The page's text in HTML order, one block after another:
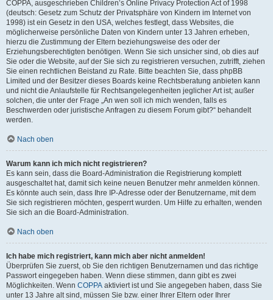
COPPA, ausgeschrieben Children’s Online Privacy Protection Act of 1998
(deutsch: Gesetz zum Schutz der Privatsphäre von Kindern im Internet von
1998) ist ein Gesetz in den USA, welches festlegt, dass Websites, die
möglicherweise persönliche Daten von Kindern unter 13 Jahren erheben,
hierzu die Zustimmung der Eltern beziehungsweise des oder der
Erziehungsberechtigten benötigen. Wenn Sie sich unsicher sind, ob dies auf
Sie oder die Website, auf der Sie sich zu registrieren versuchen, zutrifft, ziehen
Sie einen rechtlichen Beistand zu Rate. Bitte beachten Sie, dass phpBB
Limited und der Besitzer dieses Boards keine Rechtsberatung anbieten kann
und nicht die Anlaufstelle für Rechtsangelegenheiten jeglicher Art ist; außer
solchen, die unter der Frage „An wen soll ich mich wenden, falls es
Beschwerden oder juristische Anfragen zu diesem Forum gibt?“ behandelt
werden.
Nach oben
Warum kann ich mich nicht registrieren?
Es kann sein, dass die Board-Administration die Registrierung komplett
ausgeschaltet hat, damit sich keine neuen Benutzer mehr anmelden können.
Es könnte auch sein, dass Ihre IP-Adresse oder der Benutzername, mit dem
Sie sich registrieren möchten, gesperrt wurden. Um Hilfe zu erhalten, wenden
Sie sich an die Board-Administration.
Nach oben
Ich habe mich registriert, kann mich aber nicht anmelden!
Überprüfen Sie zuerst, ob Sie den richtigen Benutzernamen und das richtige
Passwort eingegeben haben. Wenn diese stimmen, dann gibt es zwei
Möglichkeiten. Wenn COPPA aktiviert ist und Sie angegeben haben, dass Sie
unter 13 Jahre alt sind, müssen Sie bzw. einer Ihrer Eltern oder Ihrer